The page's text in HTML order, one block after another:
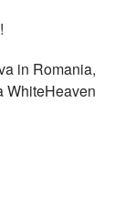
!
in Romania,
WhiteHeaven